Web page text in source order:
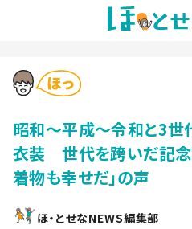
昭和〜平成〜令和と3世
衣装 世代を跨いだ記念
着物も幸せだ」の声
ほ・とせなNEWS編集部